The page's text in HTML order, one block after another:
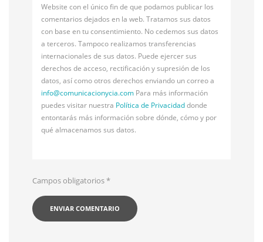
Website con el único fin de que podamos publicar los
comentarios dejados en la web. Tratamos sus datos
con base en tu consentimiento. No cedemos sus datos
a terceros. Tampoco realizamos transferencias
internacionales de sus datos. Puede ejercer sus
derechos de acceso, rectificación y supresión de los
datos, así como otros derechos enviando un correo a
info@comunicacionycia.com Para más información
puedes visitar nuestra Política de Privacidaddonde
entontarás más información sobre dónde, cómo y por
qué almacenamos sus datos.
Campos obligatorios*